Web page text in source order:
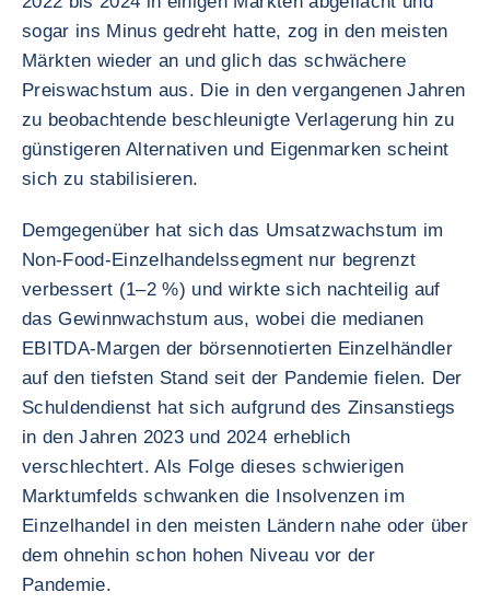
sogar ins Minus gedreht hatte, zog in den meisten
Märkten wieder an und glich das schwächere
Preiswachstum aus. Die in den vergangenen Jahren
zu beobachtende beschleunigte Verlagerung hin zu
günstigeren Alternativen und Eigenmarken scheint
sich zu stabilisieren.
Demgegenüber hat sich das Umsatzwachstum im
Non-Food-Einzelhandelssegment nur begrenzt
verbessert (1–2 %) und wirkte sich nachteilig auf
das Gewinnwachstum aus, wobei die medianen
EBITDA-Margen der börsennotierten Einzelhändler
auf den tiefsten Stand seit der Pandemie fielen. Der
Schuldendienst hat sich aufgrund des Zinsanstiegs
in den Jahren 2023 und 2024 erheblich
verschlechtert. Als Folge dieses schwierigen
Marktumfelds schwanken die Insolvenzen im
Einzelhandel in den meisten Ländern nahe oder über
dem ohnehin schon hohen Niveau vor der
Pandemie.